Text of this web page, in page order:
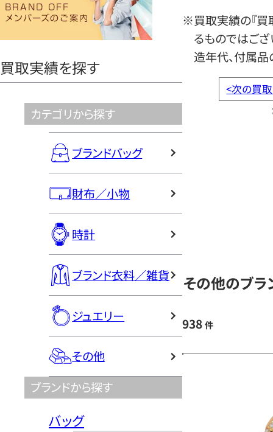
ヤ
買取実績を探す
カテゴリから探す
ブランドバッグ
財布／小物
時計
ブランド衣料／雑貨
ジュエリー
その他
ブランドから探す
バッグ
※買取実績の『買
るものではござ
造年代、付属品
<次の買
その他のブラ
938 件